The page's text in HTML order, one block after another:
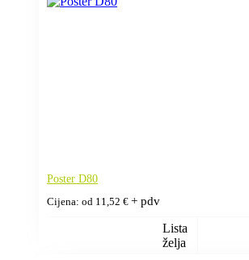
Poster D80
Cijena: od 11,52 € + pdv
Lista
želja